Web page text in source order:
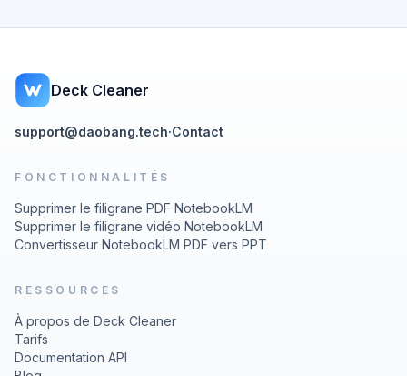
Deck Cleaner
support@daobang.tech·Contact
FONCTIONNALITÉS
Supprimer le filigrane PDF NotebookLM
Supprimer le filigrane vidéo NotebookLM
Convertisseur NotebookLM PDF vers PPT
RESSOURCES
À propos de Deck Cleaner
Tarifs
Documentation API